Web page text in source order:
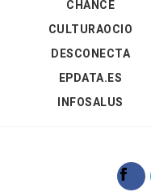
CHANCE
CULTURAOCIO
DESCONECTA
EPDATA.ES
INFOSALUS